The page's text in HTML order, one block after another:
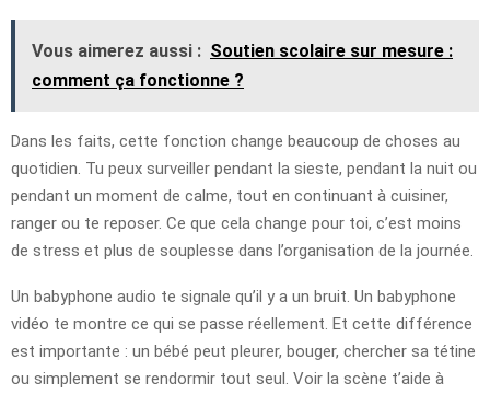
Vous aimerez aussi : Soutien scolaire sur mesure :
comment ça fonctionne ?
Dans les faits, cette fonction change beaucoup de choses au
quotidien. Tu peux surveiller pendant la sieste, pendant la nuit ou
pendant un moment de calme, tout en continuant à cuisiner,
ranger ou te reposer. Ce que cela change pour toi, c’est moins
de stress et plus de souplesse dans l’organisation de la journée.
Un babyphone audio te signale qu’il y a un bruit. Un babyphone
vidéo te montre ce qui se passe réellement. Et cette différence
est importante : un bébé peut pleurer, bouger, chercher sa tétine
ou simplement se rendormir tout seul. Voir la scène t’aide à